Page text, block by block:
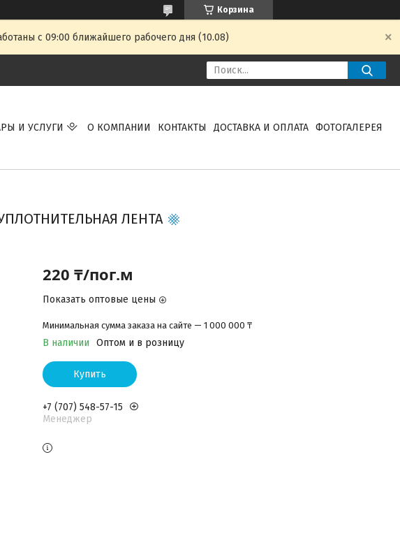
Корзина
с 09:00 ближайшего рабочего дня (10.08)
И УСЛУГИ О КОМПАНИИ КОНТАКТЫ ДОСТАВКА И ОПЛАТА ФОТОГАЛЕРЕЯ
ЛЕНТА
220 ₸/пог.м
Показать оптовые цены
Минимальная сумма заказа на сайте — 1 000 000 ₸
В наличии Оптом и в розницу
Купить
+7 (707) 548-57-15
Менеджер